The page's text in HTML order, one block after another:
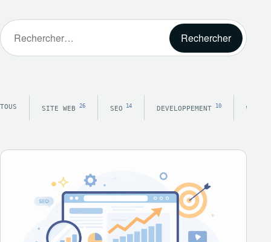
Rechercher :
TOUS SITE WEB 26 SEO 14 DEVELOPPEMENT 10